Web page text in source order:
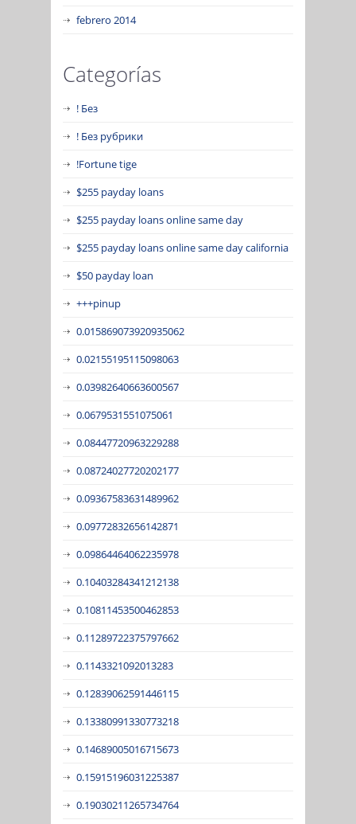
febrero 2014
Categorías
! Без
! Без рубрики
!Fortune tige
$255 payday loans
$255 payday loans online same day
$255 payday loans online same day california
$50 payday loan
+++pinup
0.015869073920935062
0.02155195115098063
0.03982640663600567
0.0679531551075061
0.08447720963229288
0.08724027720202177
0.09367583631489962
0.09772832656142871
0.09864464062235978
0.10403284341212138
0.10811453500462853
0.11289722375797662
0.1143321092013283
0.12839062591446115
0.13380991330773218
0.14689005016715673
0.15915196031225387
0.19030211265734764